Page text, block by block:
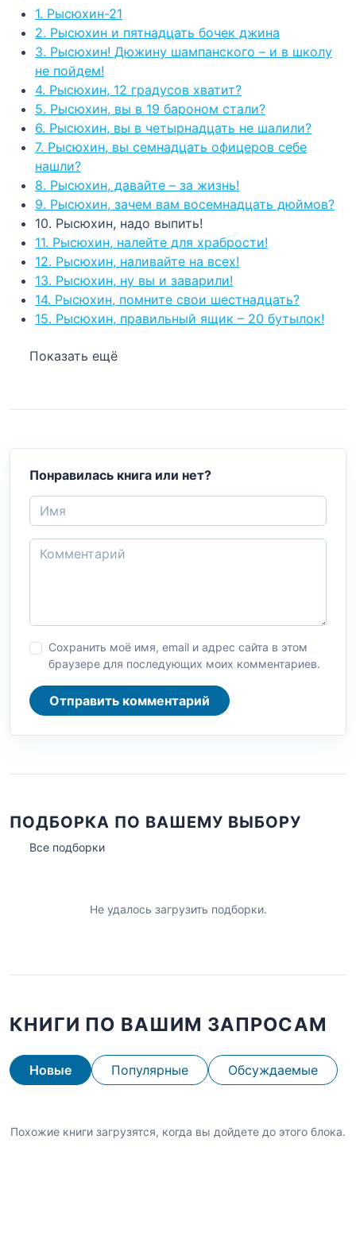
1. Рысюхин-21
2. Рысюхин и пятнадцать бочек джина
3. Рысюхин! Дюжину шампанского – и в школу
не пойдем!
4. Рысюхин, 12 градусов хватит?
5. Рысюхин, вы в 19 бароном стали?
6. Рысюхин, вы в четырнадцать не шалили?
7. Рысюхин, вы семнадцать офицеров себе
нашли?
8. Рысюхин, давайте – за жизнь!
9. Рысюхин, зачем вам восемнадцать дюймов?
10. Рысюхин, надо выпить!
11. Рысюхин, налейте для храбрости!
12. Рысюхин, наливайте на всех!
13. Рысюхин, ну вы и заварили!
14. Рысюхин, помните свои шестнадцать?
15. Рысюхин, правильный ящик – 20 бутылок!
Показать ещё
Понравилась книга или нет?
Сохранить моё имя, email и адрес сайта в этом
браузере для последующих моих комментариев.
Отправить комментарий
ПОДБОРКА ПО ВАШЕМУ ВЫБОРУ
Все подборки
Не удалось загрузить подборки.
КНИГИ ПО ВАШИМ ЗАПРОСАМ
Новые Популярные Обсуждаемые
Похожие книги загрузятся, когда вы дойдете до этого блока.